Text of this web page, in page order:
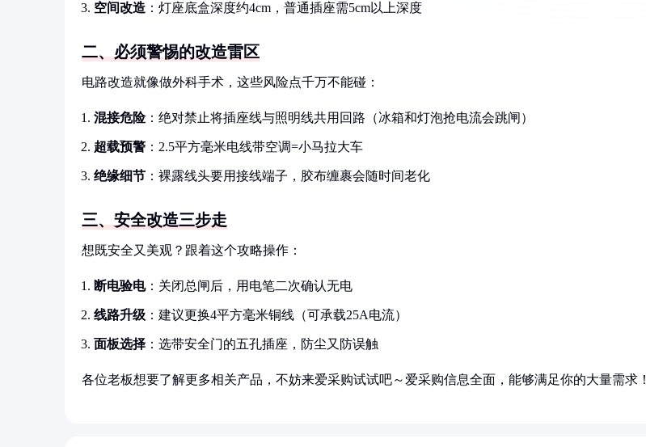
空间改造 ：灯座底盒深度约4cm，普通插座需5cm以上深度
二、必须警惕的改造雷区
电路改造就像做外科手术，这些风险点千万不能碰：
混接危险：绝对禁止将插座线与照明线共用回路（冰箱和灯泡抢电流会跳闸）
超载预警 ：2.5平方毫米电线带空调=小马拉大车
绝缘细节 ：裸露线头要用接线端子，胶布缠裹会随时间老化
三、安全改造三步走
想既安全又美观？跟着这个攻略操作：
断电验电：关闭总闸后，用电笔二次确认无电
线路升级 ：建议更换4平方毫米铜线（可承载25A电流）
面板选择 ：选带安全门的五孔插座，防尘又防误触
各位老板想要了解更多相关产品，不妨来爱采购试试吧～爱采购信息全面，能够满足你的大量需求！